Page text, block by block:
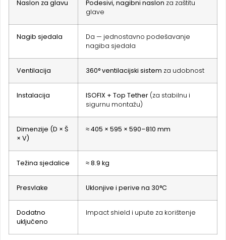
Naslon za glavu Podesivi, nagibni naslon za zaštitu
glave
Nagib sjedala
Da — jednostavno podešavanje
nagiba sjedala
Ventilacija 360° ventilacijski sistem za udobnost
Instalacija ISOFIX + Top Tether (za stabilnu i
sigurnu montažu)
Dimenzije (D × Š
× V)
≈ 405 × 595 × 590–810 mm
Težina sjedalice ≈ 8.9 kg
Presvlake Uklonjive i perive na 30°C
Dodatno
uključeno
Impact shield i upute za korištenje